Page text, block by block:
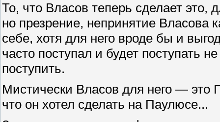
То, что Власов теперь сделает это,
но презрение, непринятие Власова
себе, хотя для него вроде бы и
часто поступал и будет поступать
поступить.
Мистически Власов для него —
что он хотел сделать на Паулюсе...